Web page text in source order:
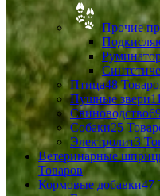
Прочие
Птица48
Пушные звери
Свиноводство
Собаки25
Электролит3
Ветеринарные
Товаров
Кормовые добавки47